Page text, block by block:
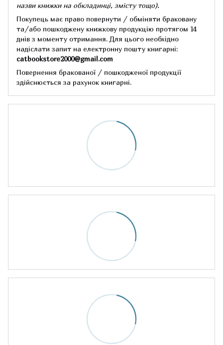
назви книжки на обкладинці, змісту тощо).
Покупець має право повернути / обміняти браковану
та/або пошкоджену книжкову продукцію протягом 14
днів з моменту отримання. Для цього необхідно
надіслати запит на електронну пошту книгарні:
catbookstore2000@gmail.com
Повернення бракованої / пошкодженої продукції
здійснюється за рахунок книгарні.